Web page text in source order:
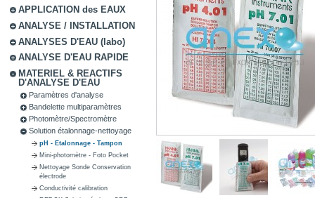
APPLICATION des EAUX
ANALYSE / INSTALLATION
ANALYSES D'EAU (labo)
ANALYSE D'EAU RAPIDE
MATERIEL & REACTIFS
D'ANALYSE D'EAU
Paramètres d'analyse
Bandelette multiparamètres
Photomètre/Spectromètre
Solution étalonnage-nettoyage
pH - Etalonnage - Tampon
Mini-photomètre - Foto Pocket
Nettoyage Sonde Conservation
électrode
Conductivité calibration